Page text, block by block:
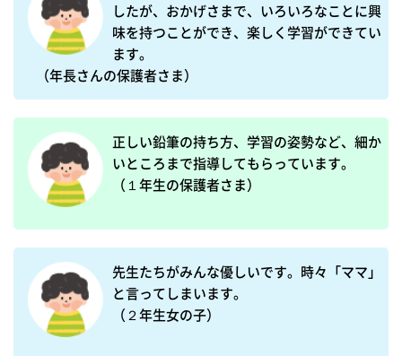
したが、おかげさまで、いろいろなことに興
味を持つことができ、楽しく学習ができてい
ます。
（年長さんの保護者さま）
正しい鉛筆の持ち方、学習の姿勢など、細か
いところまで指導してもらっています。
（１年生の保護者さま）
先生たちがみんな優しいです。時々「ママ」
と言ってしまいます。
（２年生女の子）